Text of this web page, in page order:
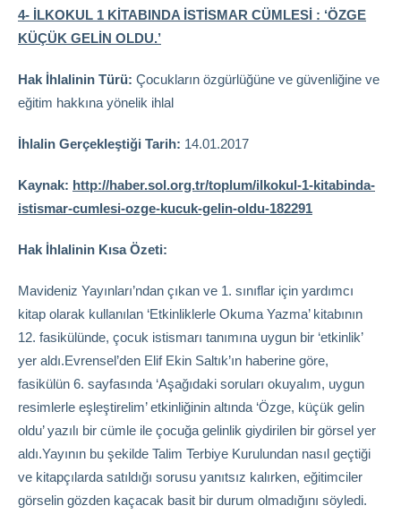
4- İLKOKUL 1 KİTABINDA İSTİSMAR CÜMLESİ : ‘ÖZGE
KÜÇÜK GELİN OLDU.’
Hak İhlalinin Türü: Çocukların özgürlüğüne ve güvenliğine ve
eğitim hakkına yönelik ihlal
İhlalin Gerçekleştiği Tarih: 14.01.2017
Kaynak: http://haber.sol.org.tr/toplum/ilkokul-1-kitabinda-
istismar-cumlesi-ozge-kucuk-gelin-oldu-182291
Hak İhlalinin Kısa Özeti:
Mavideniz Yayınları’ndan çıkan ve 1. sınıflar için yardımcı
kitap olarak kullanılan ‘Etkinliklerle Okuma Yazma’ kitabının
12. fasikülünde, çocuk istismarı tanımına uygun bir ‘etkinlik’
yer aldı.Evrensel’den Elif Ekin Saltık’ın haberine göre,
fasikülün 6. sayfasında ‘Aşağıdaki soruları okuyalım, uygun
resimlerle eşleştirelim’ etkinliğinin altında ‘Özge, küçük gelin
oldu’ yazılı bir cümle ile çocuğa gelinlik giydirilen bir görsel yer
aldı.Yayının bu şekilde Talim Terbiye Kurulundan nasıl geçtiği
ve kitapçılarda satıldığı sorusu yanıtsız kalırken, eğitimciler
görselin gözden kaçacak basit bir durum olmadığını söyledi.